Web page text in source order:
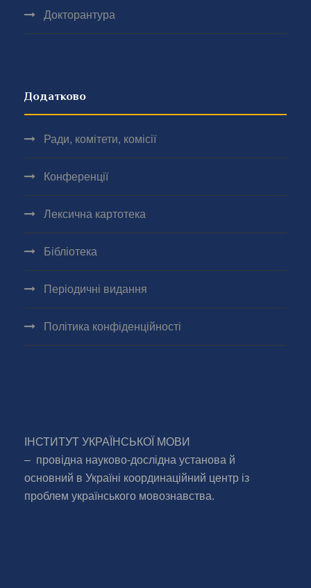
Докторантура
Додатково
Ради, комітети, комісії
Конференції
Лексична картотека
Бібліотека
Періодичні видання
Політика конфіденційності
ІНСТИТУТ УКРАЇНСЬКОЇ МОВИ
– провідна науково-дослідна установа й
основний в Україні координаційний центр із
проблем українського мовознавства.